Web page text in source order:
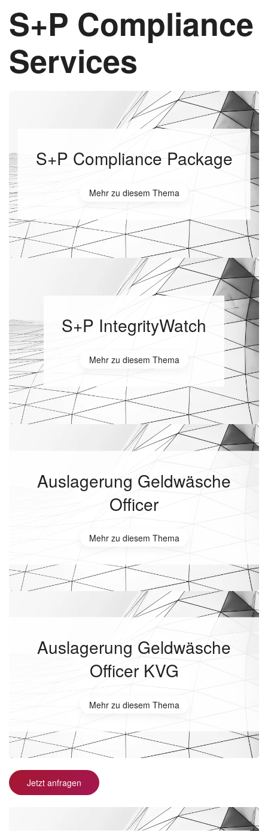
S+P Compliance
Services
S+P Compliance Package
Mehr zu diesem Thema
S+P IntegrityWatch
Mehr zu diesem Thema
Auslagerung Geldwäsche
Officer
Mehr zu diesem Thema
Auslagerung Geldwäsche
Officer KVG
Mehr zu diesem Thema
Jetzt anfragen